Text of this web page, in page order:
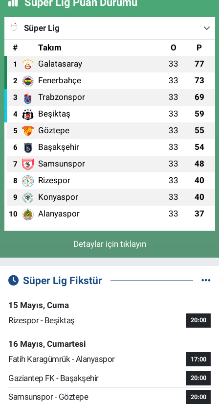
Süper Lig
#
Takım O P
1 Galatasaray 33 77
2 Fenerbahçe 33 73
3 Trabzonspor 33 69
4 Beşiktaş 33 59
5 Göztepe 33 55
6 Başakşehir 33 54
7 Samsunspor 33 48
8 Rizespor 33 40
9 Konyaspor 33 40
10 Alanyaspor 33 37
Detaylar için tıklayın
Süper Lig Fikstür
15 Mayıs, Cuma
Rizespor - Beşiktaş
20:00
16 Mayıs, Cumartesi
Fatih Karagümrük - Alanyaspor
17:00
Gaziantep FK - Başakşehir 20:00
Samsunspor - Göztepe 20:00